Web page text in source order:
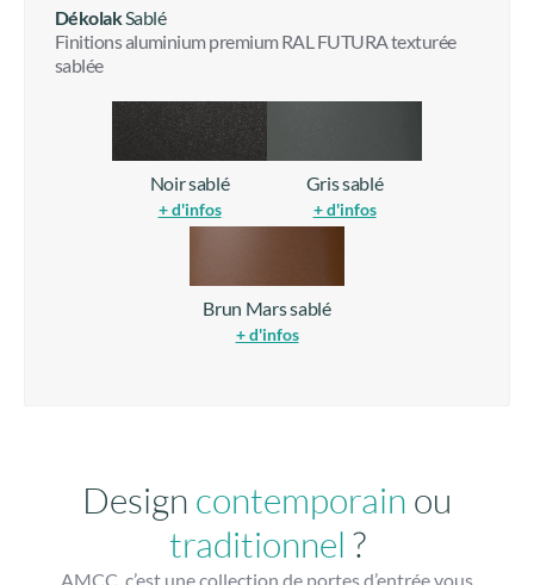
DékolakSablé
Finitions aluminium premium RAL FUTURA texturée
sablée
Noir sablé
+ d'infos
Gris sablé
+ d'infos
Brun Mars sablé
+ d'infos
Design contemporain ou
traditionnel ?
AMCC, c’est une collection de portes d’entrée vous